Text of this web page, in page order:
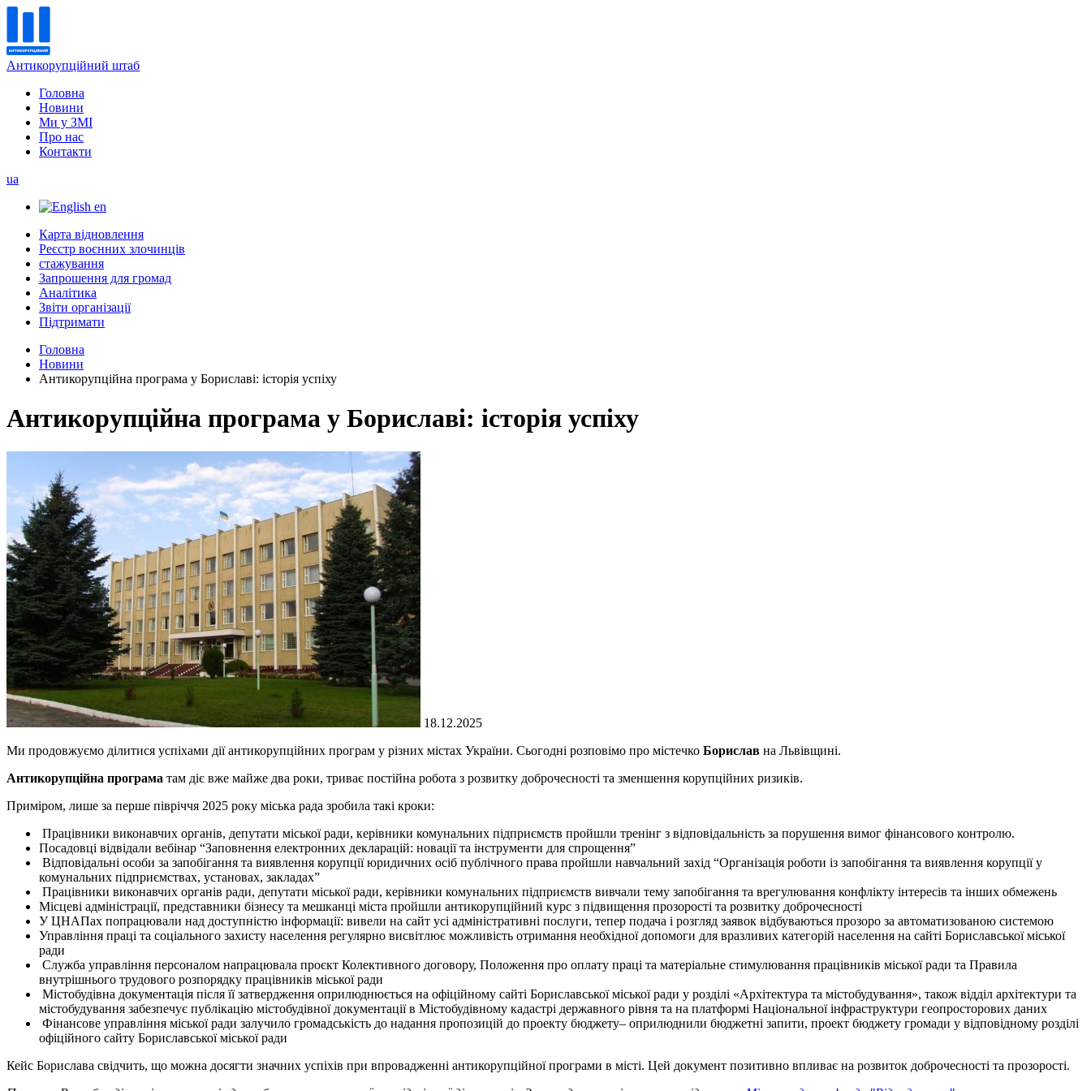
Антикорупційний штаб
Головна
Новини
Ми у ЗМІ
Про нас
Контакти
ua
en
Карта відновлення
Реєстр воєнних злочинців
стажування
Запрошення для громад
Аналітика
Звіти організації
Підтримати
Головна
Новини
Антикорупційна програма у Бориславі: історія успіху
Антикорупційна програма у Бориславі: історія успіху
18.12.2025
Ми продовжуємо ділитися успіхами дії антикорупційних програм у різних містах України. Сьогодні розповімо про містечко Борислав на Львівщині.
Антикорупційна програма там діє вже майже два роки, триває постійна робота з розвитку доброчесності та зменшення корупційних ризиків.
Приміром, лише за перше півріччя 2025 року міська рада зробила такі кроки:
Працівники виконавчих органів, депутати міської ради, керівники комунальних підприємств пройшли тренінг з відповідальність за порушення вимог фінансового контролю.
Посадовці відвідали вебінар “Заповнення електронних декларацій: новації та інструменти для спрощення”
Відповідальні особи за запобігання та виявлення корупції юридичних осіб публічного права пройшли навчальний захід “Організація роботи із запобігання та виявлення корупції у
комунальних підприємствах, установах, закладах”
Працівники виконавчих органів ради, депутати міської ради, керівники комунальних підприємств вивчали тему запобігання та врегулювання конфлікту інтересів та інших обмежень
Місцеві адміністрації, представники бізнесу та мешканці міста пройшли антикорупційний курс з підвищення прозорості та розвитку доброчесності
У ЦНАПах попрацювали над доступністю інформації: вивели на сайт усі адміністративні послуги, тепер подача і розгляд заявок відбуваються прозоро за автоматизованою системою
Управління праці та соціального захисту населення регулярно висвітлює можливість отримання необхідної допомоги для вразливих категорій населення на сайті Бориславської міської
ради
Служба управління персоналом напрацювала проєкт Колективного договору, Положення про оплату праці та матеріальне стимулювання працівників міської ради та Правила
внутрішнього трудового розпорядку працівників міської ради
Містобудівна документація після її затвердження оприлюднюється на офіційному сайті Бориславської міської ради у розділі «Архітектура та містобудування», також відділ архітектури та
містобудування забезпечує публікацію містобудівної документації в Містобудівному кадастрі державного рівня та на платформі Національної інфраструктури геопросторових даних
Фінансове управління міської ради залучило громадськість до надання пропозицій до проекту бюджету– оприлюднили бюджетні запити, проект бюджету громади у відповідному розділі
офіційного сайту Бориславської міської ради
Кейс Борислава свідчить, що можна досягти значних успіхів при впровадженні антикорупційної програми в місті. Цей документ позитивно впливає на розвиток доброчесності та прозорості.